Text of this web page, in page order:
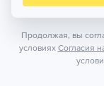
Продолжая, вы
условиях Согласия